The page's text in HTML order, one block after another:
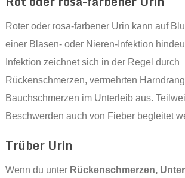
Roter oder rosa-farbener Urin kann auf
einer Blasen- oder Nieren-Infektion
Infektion zeichnet sich in der Regel durch
Rückenschmerzen, vermehrten
Bauchschmerzen im Unterleib aus.
Beschwerden auch von Fieber begleitet
Trüber Urin
Wenn du unter Rückenschmerzen,